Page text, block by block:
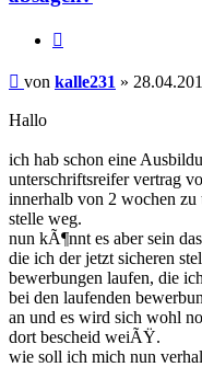
Beitrag
von kalle231 »
Hallo
ich hab schon eine
unterschriftsreifer vertrag
innerhalb von 2 wochen
stelle weg.
nun kÃ¶nnt es aber sein
die ich der jetzt sicheren
bewerbungen laufen, die
bei den laufenden
an und es wird sich wohl
dort bescheid weiÃŸ.
wie soll ich mich nun